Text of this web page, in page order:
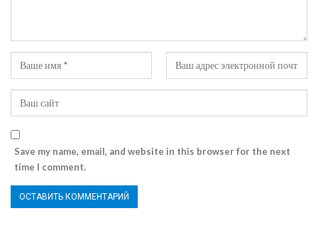
Save my name, email, and website in this browser for the next
time I comment.